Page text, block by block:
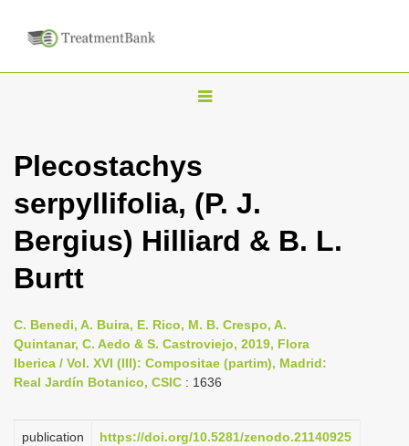
T
g
l
e
n
i
g
a
i
Plecostachys
serpyllifolia, (P. J.
Bergius) Hilliard & B. L.
Burtt
C. Benedi, A. Buira, E. Rico, M. B. Crespo, A.
Quintanar, C. Aedo & S. Castroviejo, 2019, Flora
Iberica / Vol. XVI (III): Compositae (partim), Madrid:
Real Jardín Botanico, CSIC : 1636
publication
https://doi.org/10.5281/zenodo.21140925